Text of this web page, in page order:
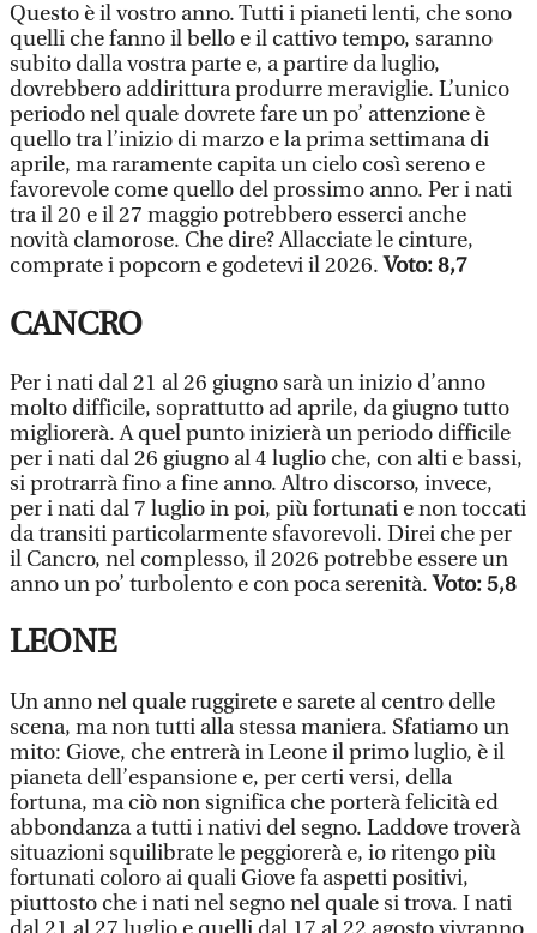
Questo è il vostro anno. Tutti i pianeti lenti, che sono
quelli che fanno il bello e il cattivo tempo, saranno
subito dalla vostra parte e, a partire da luglio,
dovrebbero addirittura produrre meraviglie. L’unico
periodo nel quale dovrete fare un po’ attenzione è
quello tra l’inizio di marzo e la prima settimana di
aprile, ma raramente capita un cielo così sereno e
favorevole come quello del prossimo anno. Per i nati
tra il 20 e il 27 maggio potrebbero esserci anche
novità clamorose. Che dire? Allacciate le cinture,
comprate i popcorn e godetevi il 2026.Voto: 8,7
CANCRO
Per i nati dal 21 al 26 giugno sarà un inizio d’anno
molto difficile, soprattutto ad aprile, da giugno tutto
migliorerà. A quel punto inizierà un periodo difficile
per i nati dal 26 giugno al 4 luglio che, con alti e bassi,
si protrarrà fino a fine anno. Altro discorso, invece,
per i nati dal 7 luglio in poi, più fortunati e non toccati
da transiti particolarmente sfavorevoli. Direi che per
il Cancro, nel complesso, il 2026 potrebbe essere un
anno un po’ turbolento e con poca serenità.Voto: 5,8
LEONE
Un anno nel quale ruggirete e sarete al centro delle
scena, ma non tutti alla stessa maniera. Sfatiamo un
mito: Giove, che entrerà in Leone il primo luglio, è il
pianeta dell’espansione e, per certi versi, della
fortuna, ma ciò non significa che porterà felicità ed
abbondanza a tutti i nativi del segno. Laddove troverà
situazioni squilibrate le peggiorerà e, io ritengo più
fortunati coloro ai quali Giove fa aspetti positivi,
piuttosto che i nati nel segno nel quale si trova. I nati